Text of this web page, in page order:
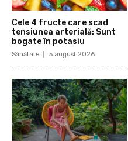
Cele 4 fructe care scad
tensiunea arterială: Sunt
bogate în potasiu
Sănătate 5 august 2026